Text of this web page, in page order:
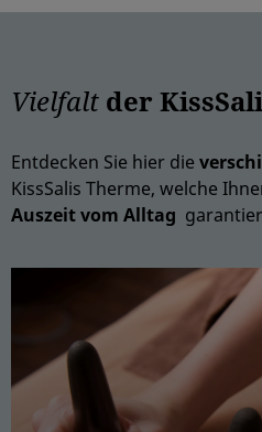
Vielfalt der
Entdecken Sie hier die
KissSalis Therme, welche
Auszeit vom Alltag